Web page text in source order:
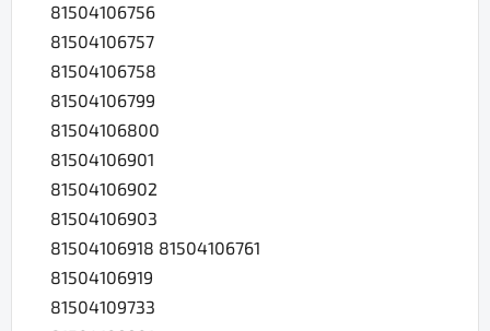
81504106756
81504106757
81504106758
81504106799
81504106800
81504106901
81504106902
81504106903
81504106918 81504106761
81504106919
81504109733